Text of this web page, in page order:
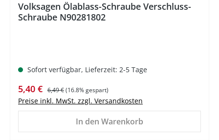
Volksagen Ölablass-Schraube Verschluss-
Schraube N90281802
Sofort verfügbar, Lieferzeit: 2-5 Tage
Verkaufspreis:
5,40 € Regulärer Preis:
6,49 €(16.8% gespart)
Preise inkl. MwSt. zzgl. Versandkosten
In den Warenkorb